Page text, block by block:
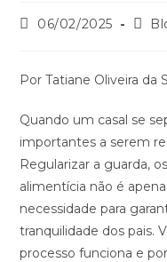
06/02/2025
Por Tatiane Oliveira da
Quando um casal se
importantes a serem
Regularizar a guarda,
alimentícia não é
necessidade para
tranquilidade dos pais.
processo funciona e